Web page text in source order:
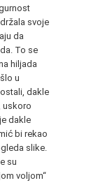
svoje
da
To se
hiljada
u
dakle
uskoro
dakle
bi rekao
slike.
su
voljom“